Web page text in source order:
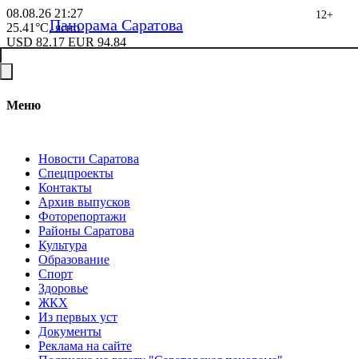
08.08.26 21:27
25.41°C, ясно
USD 82.17 EUR 94.84
Меню
Новости Саратова
Спецпроекты
Контакты
Архив выпусков
Фоторепортажи
Районы Саратова
Культура
Образование
Спорт
Здоровье
ЖКХ
Из пеpвых уст
Документы
Реклама на сайте
Панорама Саратова
12+